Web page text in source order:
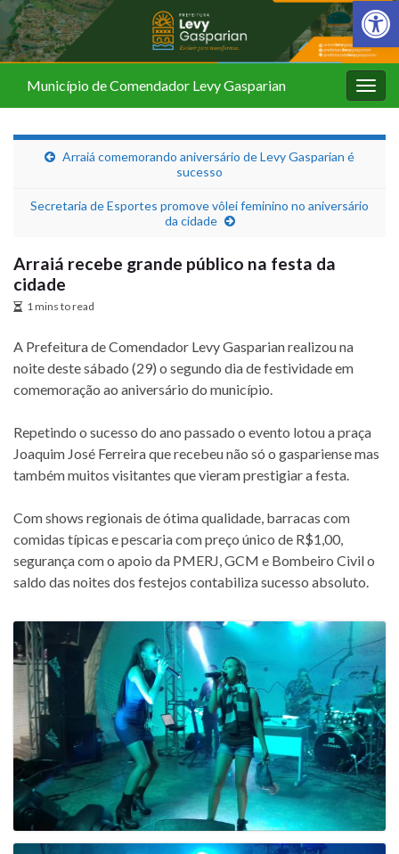
Barra de
Município de Comendador Levy Gasparian
Arraiá comemorando aniversário de Levy Gasparian é
sucesso
Secretaria de Esportes promove vôlei feminino no aniversário
da cidade
Arraiá recebe grande público na festa da
cidade
1 mins to read
A Prefeitura de Comendador Levy Gasparian realizou na
noite deste sábado (29) o segundo dia de festividade em
comemoração ao aniversário do município.
Repetindo o sucesso do ano passado o evento lotou a praça
Joaquim José Ferreira que recebeu não só o gaspariense mas
também muitos visitantes que vieram prestigiar a festa.
Com shows regionais de ótima qualidade, barracas com
comidas típicas e pescaria com preço único de R$1,00,
segurança com o apoio da PMERJ, GCM e Bombeiro Civil o
saldo das noites dos festejos contabiliza sucesso absoluto.